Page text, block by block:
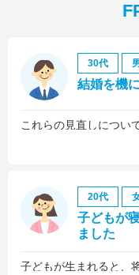
30代
結婚を機
20代
子どもが
ました